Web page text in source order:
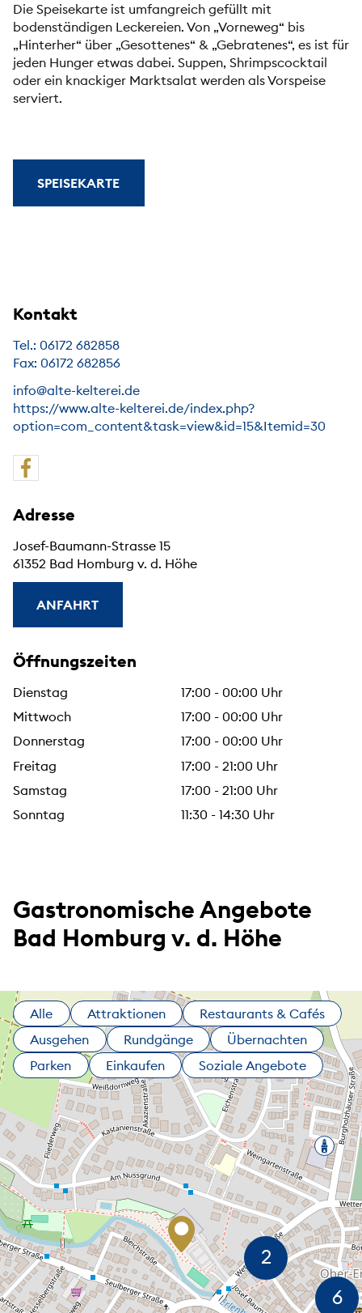
Die Speisekarte ist umfangreich gefüllt mit
bodenständigen Leckereien. Von „Vorneweg“ bis
„Hinterher“ über „Gesottenes“ & „Gebratenes“, es ist für
jeden Hunger etwas dabei. Suppen, Shrimpscocktail
oder ein knackiger Marktsalat werden als Vorspeise
serviert.
SPEISEKARTE
Kontakt
Tel.: 06172 682858
Fax: 06172 682856
info@alte-kelterei.de
https://www.alte-kelterei.de/index.php?
option=com_content&task=view&id=15&Itemid=30
Adresse
Josef-Baumann-Strasse 15
61352 Bad Homburg v. d. Höhe
ANFAHRT
Öffnungszeiten
Dienstag
17:00 - 00:00 Uhr
Mittwoch
17:00 - 00:00 Uhr
Donnerstag
17:00 - 00:00 Uhr
Freitag
17:00 - 21:00 Uhr
Samstag
17:00 - 21:00 Uhr
Sonntag
11:30 - 14:30 Uhr
Gastronomische Angebote
Bad Homburg v. d. Höhe
Alle Attraktionen
Restaurants & Cafés
Ausgehen
Rundgänge
Übernachten
Parken
Einkaufen Soziale Angebote